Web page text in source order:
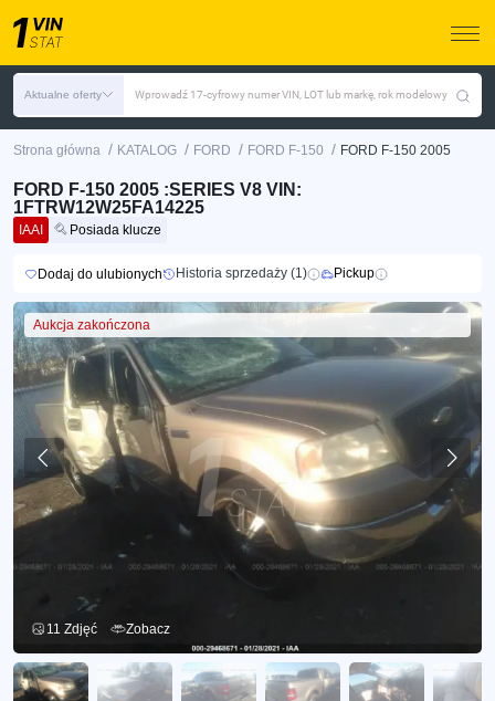
Aktualne oferty Wprowadź 17-cyfrowy numer VIN, LOT lub markę, rok modelowy
Strona główna / KATALOG / FORD / FORD F-150 / FORD F-150 2005
FORD F-150 2005 :SERIES V8 VIN:
1FTRW12W25FA14225
IAAI Posiada klucze
Dodaj do ulubionych Historia sprzedaży (1) Pickup
Aukcja zakończona
11 Zdjęć Zobacz